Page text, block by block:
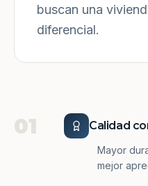
buscan una
diferencial.
01 Calidad
Mayor
mejor